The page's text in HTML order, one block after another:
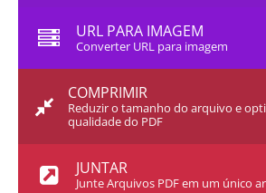
URL PARA IMAGEM
Converter URL para imagem
COMPRIMIR
Reduzir o tamanho do arquivo e
qualidade do PDF
JUNTAR
Junte Arquivos PDF em um único